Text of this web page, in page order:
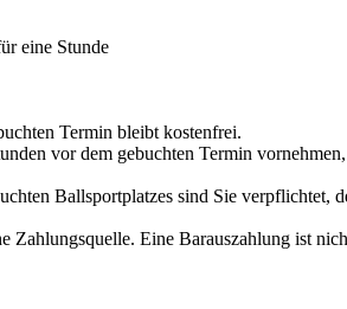
eine Stunde
Termin bleibt kostenfrei.
vor dem gebuchten Termin
Ballsportplatzes sind Sie
Zahlungsquelle. Eine Barauszahlung ist